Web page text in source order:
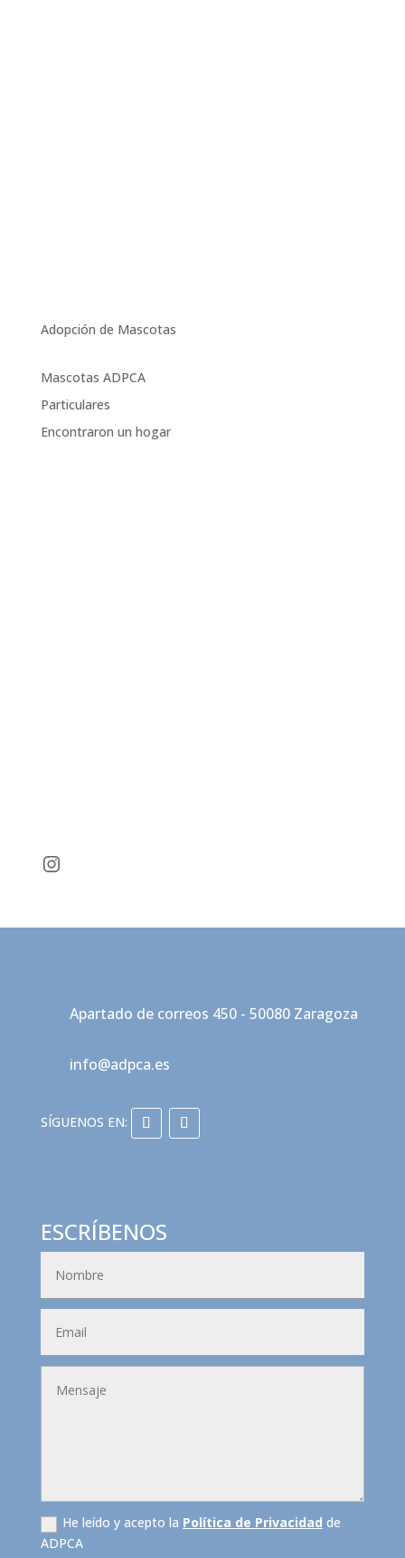
Adopción de Mascotas
Mascotas ADPCA
Particulares
Encontraron un hogar
Instagram
Apartado de correos 450 - 50080 Zaragoza
info@adpca.es
ESCRÍBENOS
He leído y acepto la Política de Privacidad de
ADPCA